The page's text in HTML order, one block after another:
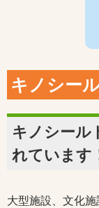
キノシー
キノシール
れています
大型施設、文化